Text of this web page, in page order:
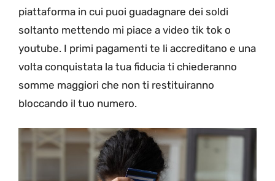
piattaforma in cui puoi guadagnare dei soldi
soltanto mettendo mi piace a video tik tok o
youtube. I primi pagamenti te li accreditano e una
volta conquistata la tua fiducia ti chiederanno
somme maggiori che non ti restituiranno
bloccando il tuo numero.